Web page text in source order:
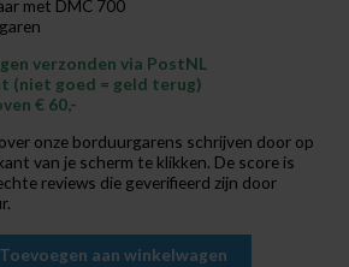
met DMC 700
verzonden via PostNL
(niet goed = geld terug)
€ 60,-
onze borduurgarens schrijven door op
van je scherm te klikken. De score is
reviews die geverifieerd zijn door
Toevoegen aan winkelwagen